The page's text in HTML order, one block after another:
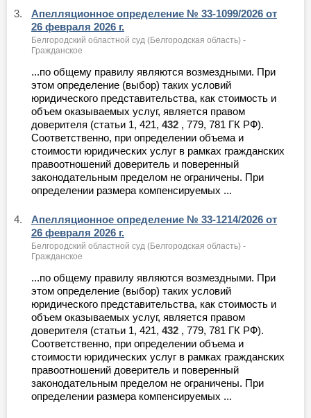
3.
Апелляционное определение № 33-1099/2026 от
26 февраля 2026 г.
Белгородский областной суд (Белгородская область) -
Гражданское
...по общему правилу являются возмездными. При
этом определение (выбор) таких условий
юридического представительства, как стоимость и
объем оказываемых услуг, является правом
доверителя (статьи 1, 421, 432 , 779, 781 ГК РФ).
Соответственно, при определении объема и
стоимости юридических услуг в рамках гражданских
правоотношений доверитель и поверенный
законодательным пределом не ограничены. При
определении размера компенсируемых ...
4.
Апелляционное определение № 33-1214/2026 от
26 февраля 2026 г.
Белгородский областной суд (Белгородская область) -
Гражданское
...по общему правилу являются возмездными. При
этом определение (выбор) таких условий
юридического представительства, как стоимость и
объем оказываемых услуг, является правом
доверителя (статьи 1, 421, 432 , 779, 781 ГК РФ).
Соответственно, при определении объема и
стоимости юридических услуг в рамках гражданских
правоотношений доверитель и поверенный
законодательным пределом не ограничены. При
определении размера компенсируемых ...